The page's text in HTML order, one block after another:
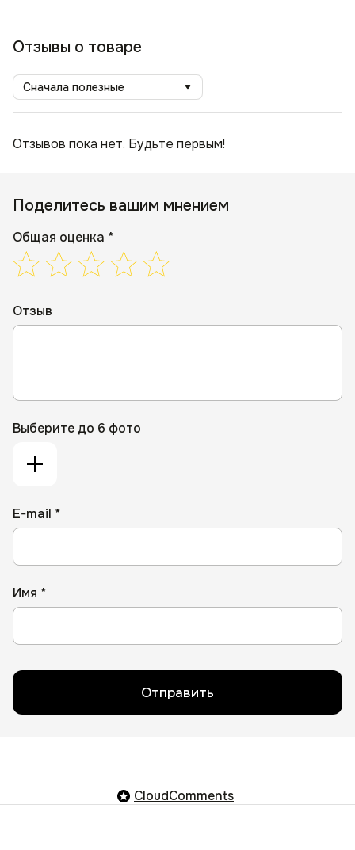
с креслом «Вегас»! Закажите сейчас!
Отзывы о товаре
Сначала полезные
Отзывов пока нет. Будьте первым!
Поделитесь вашим мнением
Общая оценка *
Отзыв
Выберите до 6 фото
E-mail *
Имя *
Отправить
CloudComments